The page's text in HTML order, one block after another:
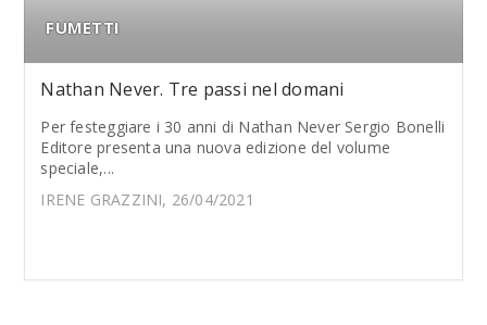
FUMETTI
Nathan Never. Tre passi nel domani
Per festeggiare i 30 anni di Nathan Never Sergio Bonelli
Editore presenta una nuova edizione del volume
speciale,...
IRENE GRAZZINI, 26/04/2021